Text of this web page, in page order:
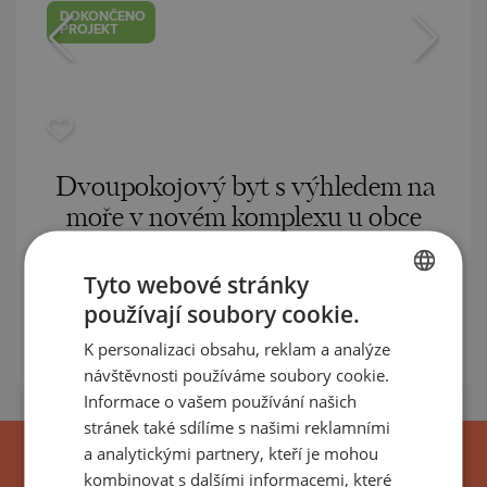
DOKONČENO
PROJEKT
Dvoupokojový byt s výhledem na
moře v novém komplexu u obce
TOPOLA / DOBRICH / BULHARSKO
Plocha: 106m²
Cena: 113 000€ /// 1 066 €/m²
BULGARIAN
ENGLISH
GERMAN
FRENCH
Tyto webové stránky
používají soubory cookie.
K personalizaci obsahu, reklam a analýze
návštěvnosti používáme soubory cookie.
Informace o vašem používání našich
stránek také sdílíme s našimi reklamními
a analytickými partnery, kteří je mohou
kombinovat s dalšími informacemi, které